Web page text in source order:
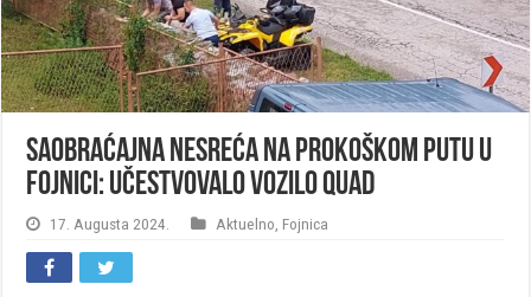
Saobraćajna nesreća na Prokoškom putu u
Fojnici: Učestvovalo vozilo quad
17. Augusta 2024. Aktuelno Fojnica